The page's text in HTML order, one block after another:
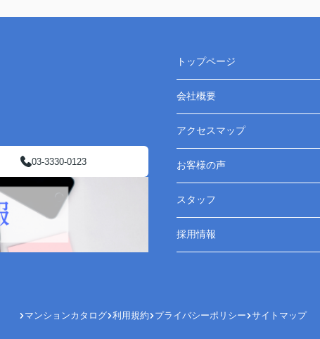
03-3330-0123
トップページ
会社概要
アクセスマップ
お客様の声
スタッフ
採用情報
マンションカタログ 利用規約 プライバシーポリシー サイトマップ